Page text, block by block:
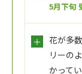
5月下旬
花が多
リーの
かって